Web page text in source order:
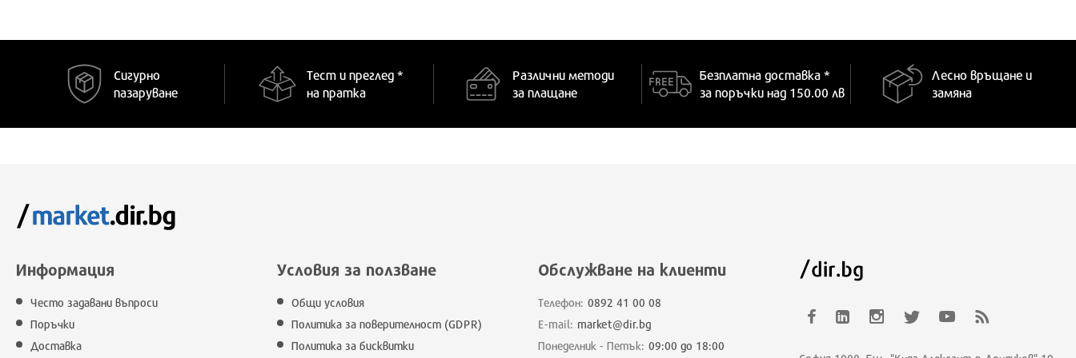
Сигурно
пазаруване
Тест и преглед *
на пратка
Различни методи
за плащане
Безплатна доставка *
за поръчки над 150.00 лв
Лесно връщане и
замяна
Информация
Често задавани въпроси
Поръчки
Доставка
Условия за ползване
Общи условия
Политика за поверителност (GDPR)
Политика за бисквитки
Обслужване на клиенти
Телефон: 0892 41 00 08
E-mail: market@dir.bg
Понеделник - Петък: 09:00 до 18:00